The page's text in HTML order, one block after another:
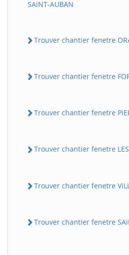
SAiNT-AUBAN
Trouver chantier fenetre
Trouver chantier fenetre
Trouver chantier fenetre
Trouver chantier fenetre LES
Trouver chantier fenetre
Trouver chantier fenetre